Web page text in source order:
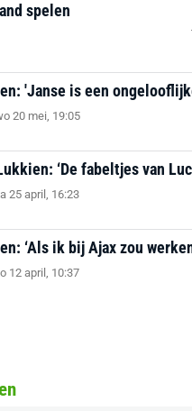
spelen
'Janse is een
20 mei, 19:05
‘De fabeltjes van
25 april, 16:23
‘Als ik bij Ajax zou
12 april, 10:37